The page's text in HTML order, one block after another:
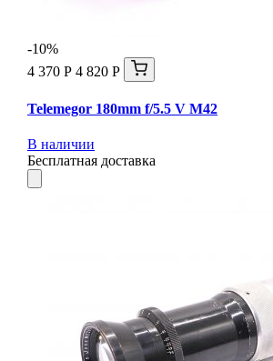
-10%
4 370 Р 4 820 Р
Telemegor 180mm f/5.5 V M42
В наличии
Бесплатная доставка